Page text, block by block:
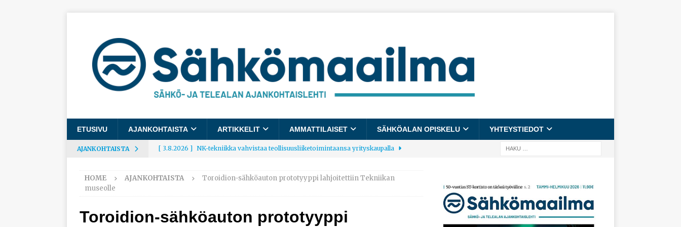
ETUSIVU AJANKOHTAISTA ARTIKKELIT AMMATTILAISET SÄHKÖALAN OPISKELU YHTEYSTIEDOT
AJANKOHTAISTA [ 3.8.2026 ] NK-tekniikka vahvistaa teollisuusliiketoimintaansa yrityskaupalla
[ 3.8.2026 ] Rakennusalalle tulee käyttöön yhteinen kestävyysraportointimalli
[ 3.8.2026 ] Työelämägallup: Pienet työpaikat saavat parhaat arvosanat
HOME AJANKOHTAISTA
Toroidion-sähköauton prototyyppi lahjoitettiin Tekniikan
museolle
Toroidion-sähköauton prototyyppi